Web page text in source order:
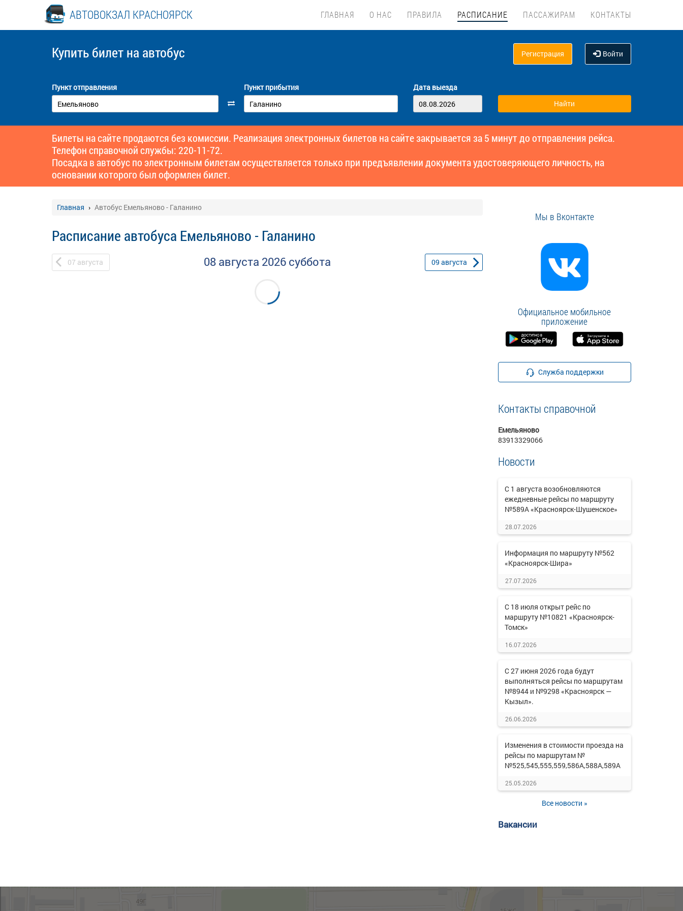
АВТОВОКЗАЛ КРАСНОЯРСК ГЛАВНАЯ О НАС ПРАВИЛА РАСПИСАНИЕ ПАССАЖИРАМ КОНТАКТЫ
Купить билет на автобус Регистрация Войти
Пункт отправления Пункт прибытия Дата выезда
Билеты на сайте продаются без комиссии. Реализация электронных билетов на сайте закрывается за 5 минут до отправления рейса.
Телефон справочной службы: 220-11-72.
Посадка в автобус по электронным билетам осуществляется только при предъявлении документа удостоверяющего личность, на
основании которого был оформлен билет.
Главная Автобус Емельяново - Галанино
Расписание автобуса Емельяново - Галанино
07 августа 08 августа 2026 суббота 09 августа
Мы в Вконтакте
Официальное мобильное
приложение
Служба поддержки
Контакты справочной
Емельяново
83913329066
Новости
С 1 августа возобновляются
ежедневные рейсы по маршруту
№589А «Красноярск-Шушенское»
28.07.2026
Информация по маршруту №562
«Красноярск-Шира»
27.07.2026
С 18 июля открыт рейс по
маршруту №10821 «Красноярск-
Томск»
16.07.2026
С 27 июня 2026 года будут
выполняться рейсы по маршрутам
№8944 и №9298 «Красноярск —
Кызыл».
26.06.2026
Изменения в стоимости проезда на
рейсы по маршрутам №
№525,545,555,559,586А,588А,589А
25.05.2026
Все новости »
Вакансии